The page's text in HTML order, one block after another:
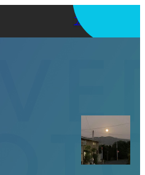
アプリを使う